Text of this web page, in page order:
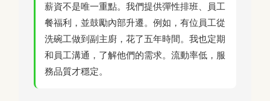
薪資不是唯一重點。我們提供彈性排班、員工
餐福利，並鼓勵內部升遷。例如，有位員工從
洗碗工做到副主廚，花了五年時間。我也定期
和員工溝通，了解他們的需求。流動率低，服
務品質才穩定。